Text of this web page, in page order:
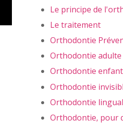
Le principe de
Le traitement
Orthodontie
Orthodontie adulte
Orthodontie enfant
Orthodontie
Orthodontie
Orthodontie, pour